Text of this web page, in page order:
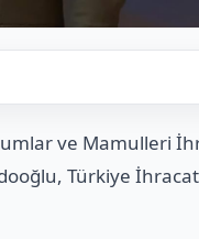
ve Mamulleri
Türkiye